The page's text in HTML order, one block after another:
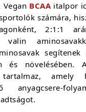
Vegan BCAAitalpor
számára,
2:1:1
valin
és növelésében.
amely
anyagcsere-